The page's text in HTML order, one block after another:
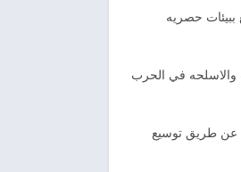
حصريه
والاسلحه في الحرب
عن طريق توسيع